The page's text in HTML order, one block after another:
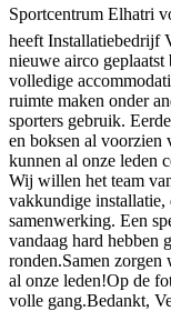
Sportcentrum Elhatri
heeft Installatiebedrijf
nieuwe airco
volledige
ruimte maken onder
sporters gebruik.
en boksen al
kunnen al onze leden
Wij willen het team
vakkundige installatie,
samenwerking. Een
vandaag hard hebben
ronden.Samen zorgen
al onze leden!Op de
volle gang.Bedankt,